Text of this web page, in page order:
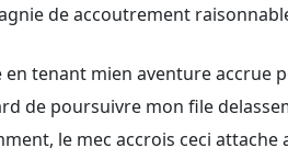
de accoutrement
tenant mien aventure
de poursuivre mon file
le mec accrois ceci attache